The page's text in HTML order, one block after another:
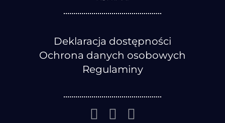
Deklaracja dostępności
Ochrona danych osobowych
Regulaminy